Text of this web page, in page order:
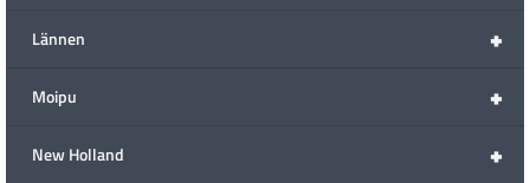
+
Lännen
+
Moipu
+
New Holland